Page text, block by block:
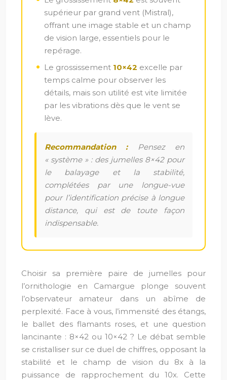
supérieur par grand vent (Mistral),
offrant une image stable et un champ
de vision large, essentiels pour le
repérage.
Le grossissement 10×42 excelle par
temps calme pour observer les
détails, mais son utilité est vite limitée
par les vibrations dès que le vent se
lève.
Recommandation :Pensez en
« système » : des jumelles 8×42 pour
le balayage et la stabilité,
complétées par une longue-vue
pour l’identification précise à longue
distance, qui est de toute façon
indispensable.
Choisir sa première paire de jumelles pour
l’ornithologie en Camargue plonge souvent
l’observateur amateur dans un abîme de
perplexité. Face à vous, l’immensité des étangs,
le ballet des flamants roses, et une question
lancinante : 8×42 ou 10×42 ? Le débat semble
se cristalliser sur ce duel de chiffres, opposant la
stabilité et le champ de vision du 8x à la
puissance de rapprochement du 10x. Cette